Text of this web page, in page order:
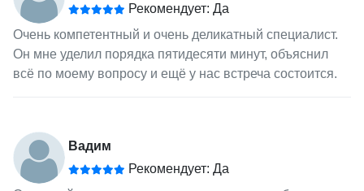
Рекомендует: Да
Очень компетентный и очень деликатный специалист.
Он мне уделил порядка пятидесяти минут, объяснил
всё по моему вопросу и ещё у нас встреча состоится.
Вадим
Рекомендует: Да